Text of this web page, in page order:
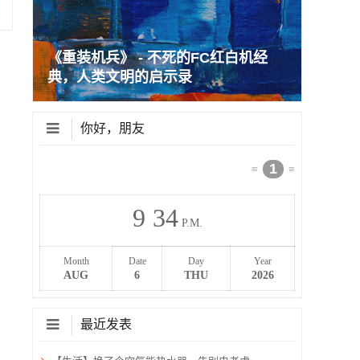
《重装机兵》 - 不死的FC红白机经
典，人类文明的启示录
你好，朋友
≡ 1 ≡
9 34P.M.
Month
AUG
Date
6
Day
THU
Year
2026
最近发表